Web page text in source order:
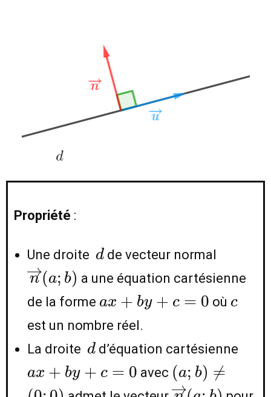
Propriété :
Une droite d
d de vecteur normal
(a;b)
n (a; b) a une équation cartésienne
de la forme ax+by+c=0
ax + by + c = 0 où c
c
est un nombre réel.
La droite d
d d’équation cartésienne
ax + by + c = 0 avec (a;b)\ne
(0;0)
(a; b) 
=